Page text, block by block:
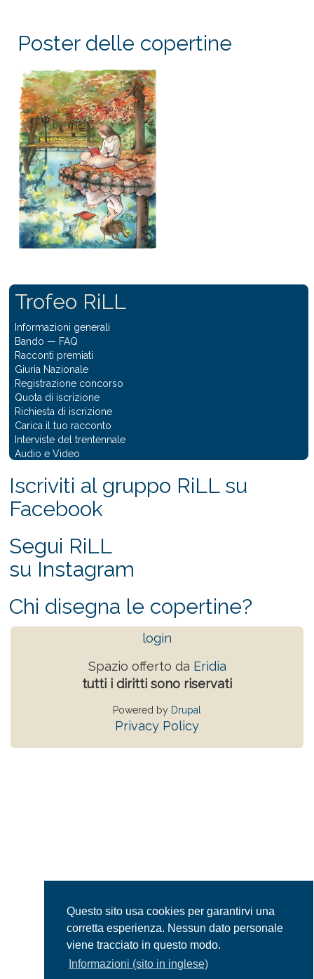
Questo sito usa cookies per garantirvi una
corretta esperienza. Nessun dato personale
viene tracciato in questo modo.
Informazioni (sito in inglese)
Poster delle copertine
Trofeo RiLL
Informazioni generali
Bando — FAQ
Racconti premiati
Giuria Nazionale
Registrazione concorso
Quota di iscrizione
Richiesta di iscrizione
Carica il tuo racconto
Interviste del trentennale
Audio e Video
Iscriviti al gruppo RiLL su
Facebook
Segui RiLL
su Instagram
Chi disegna le copertine?
login
Spazio offerto da Eridia
tutti i diritti sono riservati
Powered by Drupal
Privacy Policy